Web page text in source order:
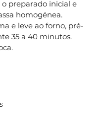
preparado inicial e
homogénea.
e leve ao forno, pré-
35 a 40 minutos.